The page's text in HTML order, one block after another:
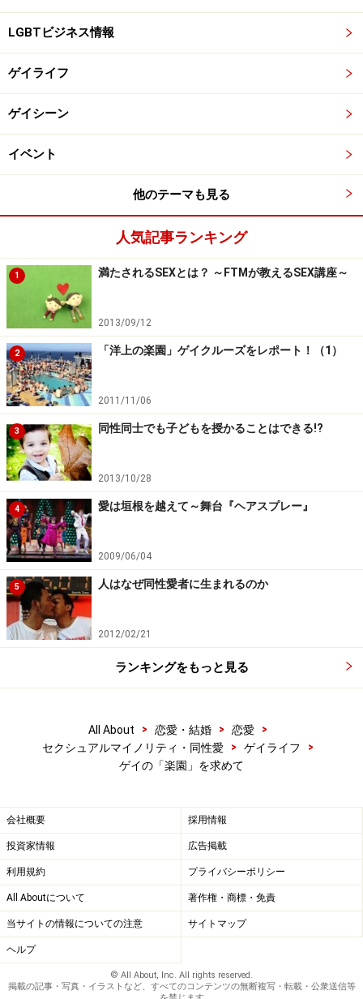
LGBTビジネス情報
ゲイライフ
ゲイシーン
イベント
他のテーマも見る
人気記事ランキング
1 満たされるSEXとは？ ～FTMが教えるSEX講座～
2013/09/12
2 「洋上の楽園」ゲイクルーズをレポート！（1）
2011/11/06
3 同性同士でも子どもを授かることはできる!?
2013/10/28
4 愛は垣根を越えて～舞台『ヘアスプレー』
2009/06/04
5 人はなぜ同性愛者に生まれるのか
2012/02/21
ランキングをもっと見る
All About > 恋愛・結婚 > 恋愛
>
セクシュアルマイノリティ・同性愛
> ゲイライフ
>
ゲイの「楽園」を求めて
会社概要 採用情報
投資家情報 広告掲載
利用規約 プライバシーポリシー
All Aboutについて 著作権・商標・免責
当サイトの情報についての注意 サイトマップ
ヘルプ
© All About, Inc. All rights reserved.
掲載の記事・写真・イラストなど、すべてのコンテンツの無断複写・転載・公衆送信等